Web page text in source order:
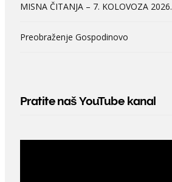
MISNA ČITANJA – 7. KOLOVOZA 2026.
Preobraženje Gospodinovo
Pratite naš YouTube kanal